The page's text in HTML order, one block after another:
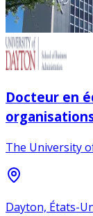
Docteur en
The University
Dayton, États-